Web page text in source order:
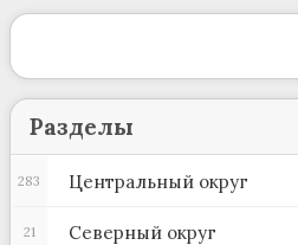
Разделы
Центральный округ
283
Северный округ
21